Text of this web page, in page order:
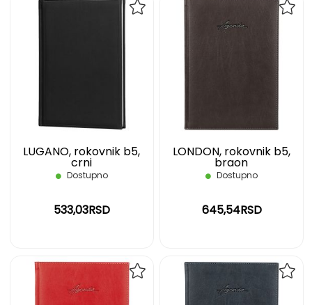
LUGANO, rokovnik b5,
crni
Dostupno
533,03RSD
LONDON, rokovnik b5,
braon
Dostupno
645,54RSD